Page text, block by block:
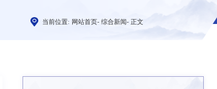
当前位置: 网站首页- 综合新闻- 正文